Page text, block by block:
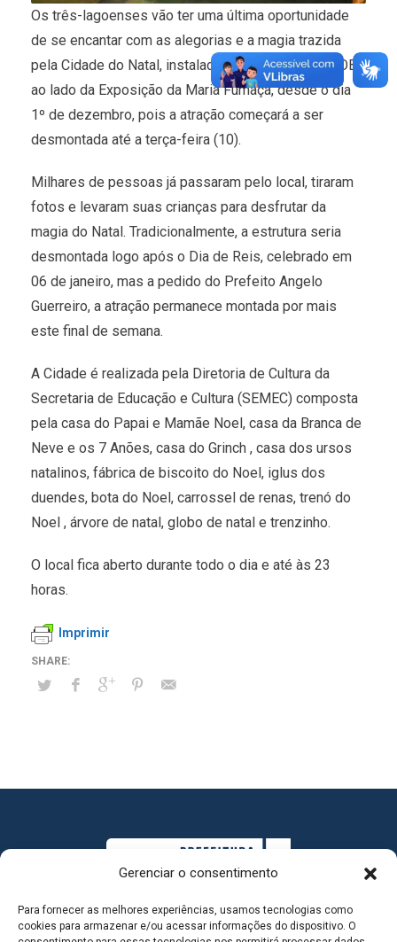
Gerenciar o consentimento
Para fornecer as melhores experiências, usamos tecnologias como
cookies para armazenar e/ou acessar informações do dispositivo. O
Os três-lagoenses vão ter uma última oportunidade
de se encantar com as alegorias e a magia trazida
pela Cidade do Natal, instalada na Esplanada da NOB,
ao lado da Exposição da Maria Fumaça, desde o dia
1º de dezembro, pois a atração começará a ser
desmontada até a terça-feira (10).
Milhares de pessoas já passaram pelo local, tiraram
fotos e levaram suas crianças para desfrutar da
magia do Natal. Tradicionalmente, a estrutura seria
desmontada logo após o Dia de Reis, celebrado em
06 de janeiro, mas a pedido do Prefeito Angelo
Guerreiro, a atração permanece montada por mais
este final de semana.
A Cidade é realizada pela Diretoria de Cultura da
Secretaria de Educação e Cultura (SEMEC) composta
pela casa do Papai e Mamãe Noel, casa da Branca de
Neve e os 7 Anões, casa do Grinch , casa dos ursos
natalinos, fábrica de biscoito do Noel, iglus dos
duendes, bota do Noel, carrossel de renas, trenó do
Noel , árvore de natal, globo de natal e trenzinho.
O local fica aberto durante todo o dia e até às 23
horas.
Imprimir